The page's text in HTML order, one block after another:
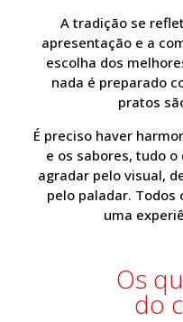
A tradição se
apresentação e a
escolha dos
nada é preparado
pratos
É preciso haver
e os sabores, tudo
agradar pelo visual,
pelo paladar.
uma
Os
do